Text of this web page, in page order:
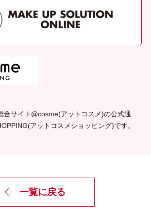
（mm））
ローザ
合サイト@cosme(アットコスメ)の公式通
アットコスメショッピング)です。
一覧に戻る